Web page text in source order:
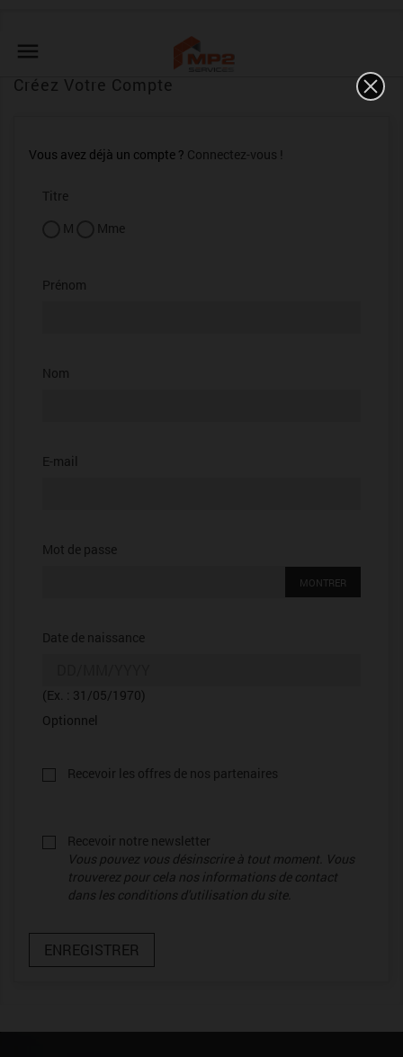

Créez Votre Compte
Vous avez déjà un compte ? Connectez-vous !
Titre
M
Mme
Prénom
Nom
E-mail
Mot de passe
MONTRER
Date de naissance
(Ex. : 31/05/1970)
Optionnel
Recevoir les offres de nos partenaires
Recevoir notre newsletter
Vous pouvez vous désinscrire à tout moment. Vous
trouverez pour cela nos informations de contact
dans les conditions d'utilisation du site.
ENREGISTRER